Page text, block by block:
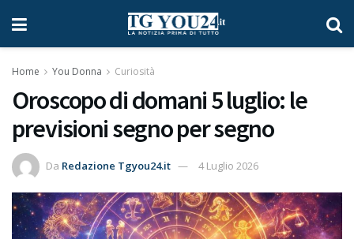
Home You Donna Curiosità
Oroscopo di domani 5 luglio: le
previsioni segno per segno
Da Redazione Tgyou24.it 4 Luglio 2026